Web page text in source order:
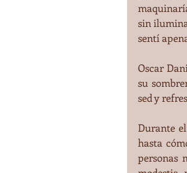
sin
sentí
Oscar
su
sed y
Durante
hasta
personas